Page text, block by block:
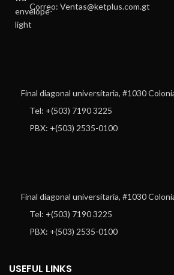
Correo: Ventas@ketplus.com.gt
Final diagonal universitaria, #1030
Tel: +(503) 7190 3225
PBX: +(503) 2535-0100
Final diagonal universitaria, #1030
Tel: +(503) 7190 3225
PBX: +(503) 2535-0100
USEFUL LINKS